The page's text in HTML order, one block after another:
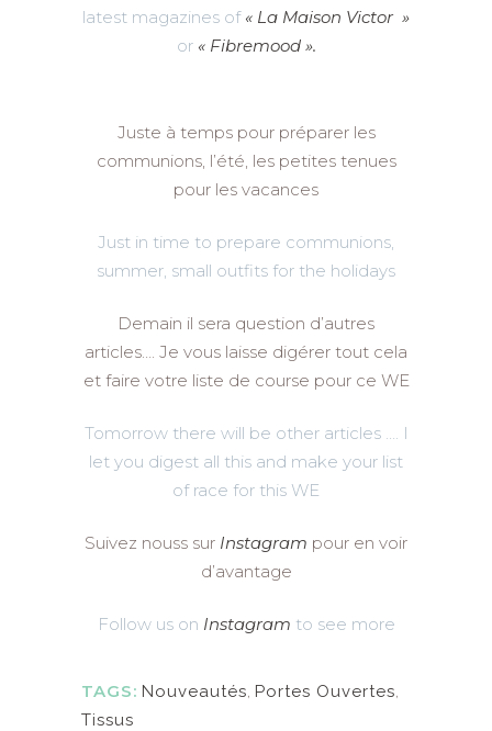
latest magazines of« La Maison Victor »
or « Fibremood ».
Juste à temps pour préparer les
communions, l’été, les petites tenues
pour les vacances
Just in time to prepare communions,
summer, small outfits for the holidays
Demain il sera question d’autres
articles…. Je vous laisse digérer tout cela
et faire votre liste de course pour ce WE
Tomorrow there will be other articles …. I
let you digest all this and make your list
of race for this WE
Suivez nouss sur Instagram pour en voir
d’avantage
Follow us on Instagram to see more
TAGS: Nouveautés, Portes Ouvertes,
Tissus